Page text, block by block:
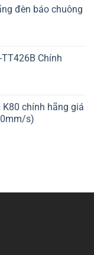
đèn báo chuông
Chính
chính hãng giá
s)